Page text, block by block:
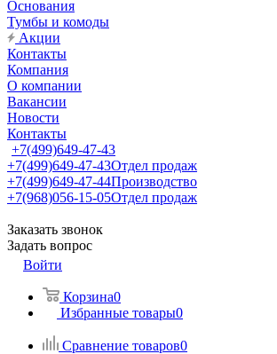
Основания
Тумбы и комоды
Акции
Контакты
Компания
О компании
Вакансии
Новости
Контакты
+7(499)649-47-43
+7(499)649-47-43Отдел продаж
+7(499)649-47-44Производство
+7(968)056-15-05Отдел продаж
Заказать звонок
Задать вопрос
Войти
Корзина0
Избранные товары0
Сравнение товаров0